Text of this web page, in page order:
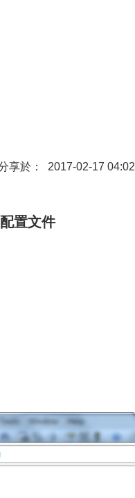
享於： 2017-02-17
置文件